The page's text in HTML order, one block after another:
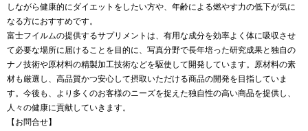
しながら健康的にダイエットをしたい方や、年齢による燃やす力の低下が気に
なる方におすすめです。
富士フイルムの提供するサプリメントは、有用な成分を効率よく体に吸収させ
て必要な場所に届けることを目的に、写真分野で長年培った研究成果と独自の
ナノ技術や原材料の精製加工技術などを駆使して開発しています。原材料の素
材も厳選し、高品質かつ安心して摂取いただける商品の開発を目指していま
す。今後も、より多くのお客様のニーズを捉えた独自性の高い商品を提供し、
人々の健康に貢献していきます。
【お問合せ】